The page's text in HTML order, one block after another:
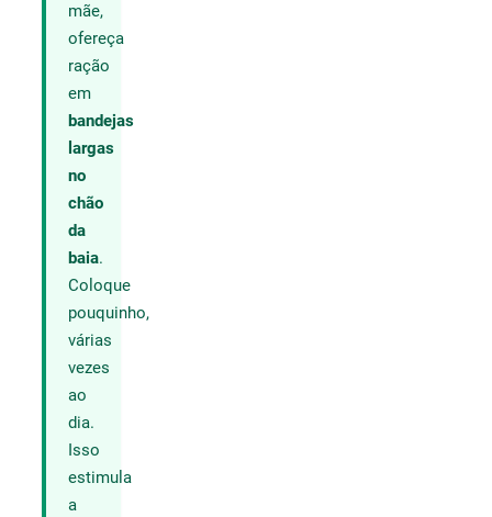
mãe,
ofereça
ração
em
bandejas
largas
no
chão
da
baia.
Coloque
pouquinho,
várias
vezes
ao
dia.
Isso
estimula
a